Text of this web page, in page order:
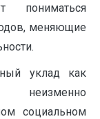
пониматься
меняющие
уклад как
неизменно
социальном